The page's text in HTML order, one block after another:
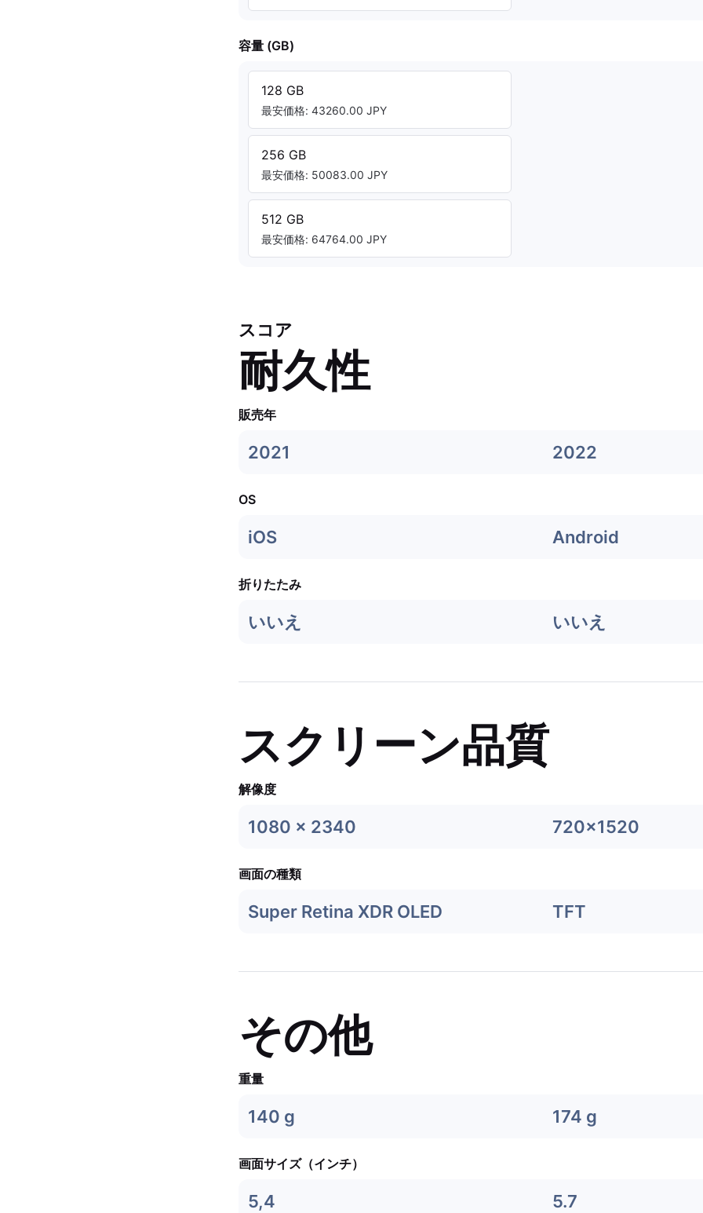
容量 (GB)
128 GB
最安価格: 43260.00 JPY
256 GB
最安価格: 50083.00 JPY
512 GB
最安価格: 64764.00 JPY
スコア
耐久性
販売年
2021 2022
OS
iOS Android
折りたたみ
いいえ いいえ
スクリーン品質
解像度
1080 x 2340 720x1520
画面の種類
Super Retina XDR OLED TFT
その他
重量
140 g 174 g
画面サイズ（インチ）
5,4 5.7